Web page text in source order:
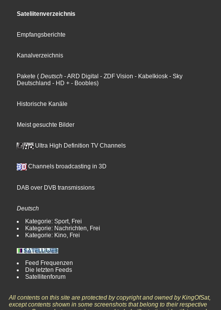
Sateliitenverzeichnis
Empfangsberichte
Kanalverzeichnis
Pakete ( Deutsch - ARD Digital - ZDF Vision - Kabelkiosk - Sky
Deutschland - HD + - Boobles)
Historische Kanäle
Meist gesuchte Bilder
Ultra High Definition TV Channels
Channels broadcasting in 3D
DAB over DVB transmissions
Deutsch
Kategorie: Sport, Frei
Kategorie: Nachrichten, Frei
Kategorie: Kino, Frei
Feed Frequenzen
Die letzten Feeds
Satellitenforum
All contents on this site are protected by copyright and owned by KingOfSat,
except contents shown in some screenshots that belong to their respective